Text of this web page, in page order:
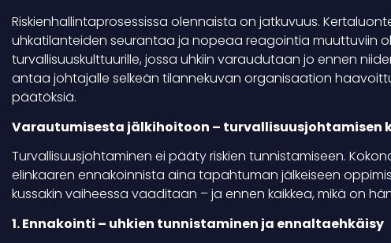
Riskienhallintaprosessissa olennaista on jatkuvuus.
uhkatilanteiden seurantaa ja nopeaa reagointia muuttuviin
turvallisuuskulttuurille, jossa uhkiin varaudutaan jo ennen
antaa johtajalle selkeän tilannekuvan organisaation
päätöksiä.
Varautumisesta jälkihoitoon – turvallisuusjohtamisen
Turvallisuusjohtaminen ei pääty riskien tunnistamiseen.
elinkaaren ennakoinnista aina tapahtuman jälkeiseen
kussakin vaiheessa vaaditaan – ja ennen kaikkea, mikä on
1. Ennakointi – uhkien tunnistaminen ja ennaltaehkäisy